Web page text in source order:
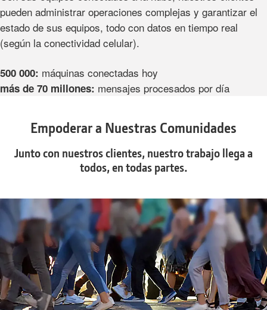
pueden administrar operaciones complejas y garantizar el
estado de sus equipos, todo con datos en tiempo real
(según la conectividad celular).
500 000: máquinas conectadas hoy
más de 70 millones: mensajes procesados por día
Empoderar a Nuestras Comunidades
Junto con nuestros clientes, nuestro trabajo llega a
todos, en todas partes.